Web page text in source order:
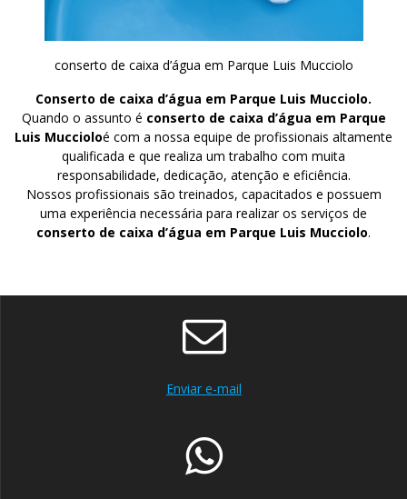
conserto de caixa d’água em Parque Luis Mucciolo
Conserto de caixa d’água em Parque Luis Mucciolo.
Quando o assunto é conserto de caixa d’água em Parque
Luis Muccioloé com a nossa equipe de profissionais altamente
qualificada e que realiza um trabalho com muita
responsabilidade, dedicação, atenção e eficiência.
Nossos profissionais são treinados, capacitados e possuem
uma experiência necessária para realizar os serviços de
conserto de caixa d’água em Parque Luis Mucciolo.
Enviar e-mail